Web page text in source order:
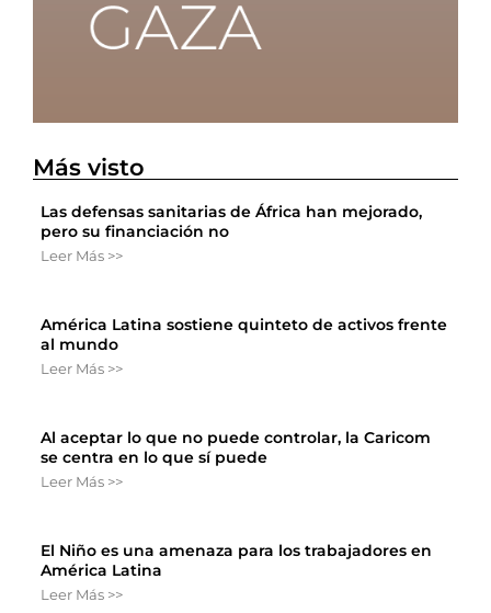
Más visto
Las defensas sanitarias de África han mejorado,
pero su financiación no
Leer Más >>
América Latina sostiene quinteto de activos frente
al mundo
Leer Más >>
Al aceptar lo que no puede controlar, la Caricom
se centra en lo que sí puede
Leer Más >>
El Niño es una amenaza para los trabajadores en
América Latina
Leer Más >>